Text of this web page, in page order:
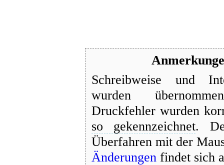
Schreibweise und
wurden
Druckfehler wurden
so gekennzeichnet.
Überfahren mit der
Änderungen findet sich